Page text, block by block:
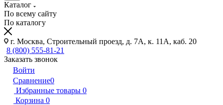
Каталог
По всему сайту
По каталогу
г. Москва, Строительный проезд, д. 7А, к. 11А, каб. 20
8 (800) 555-81-21
Заказать звонок
Войти
Сравнение0
Избранные товары 0
Корзина 0